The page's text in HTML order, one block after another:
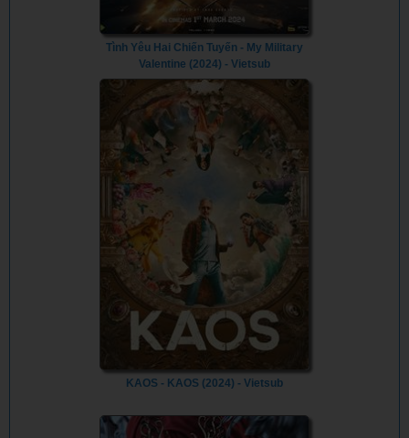
Tình Yêu Hai Chiến Tuyến - My Military
Valentine (2024) - Vietsub
KAOS - KAOS (2024) - Vietsub